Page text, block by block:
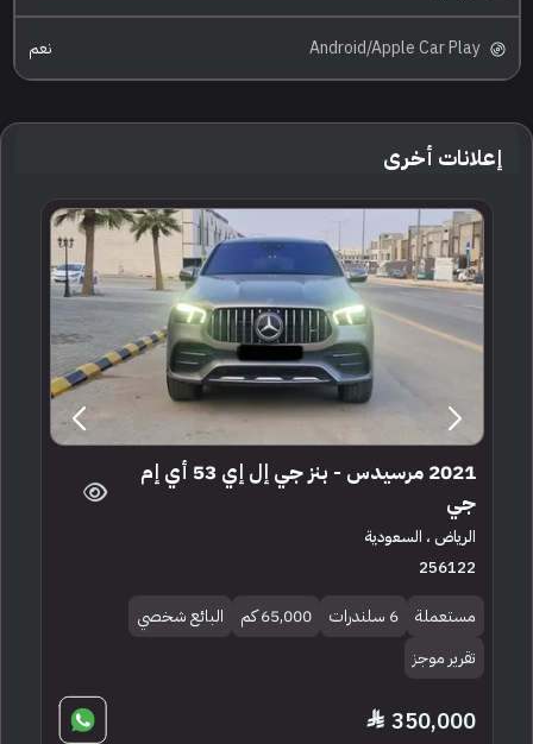
Android/Apple Car Play نعم
إعلانات أخرى
2021 مرسيدس - بنز جي إل إي 53 أي إم
جي
الرياض ، السعودية
256122
مستعملة 6 سلندرات 65,000 كم
البائع شخصي
تقرير موجز
350,000